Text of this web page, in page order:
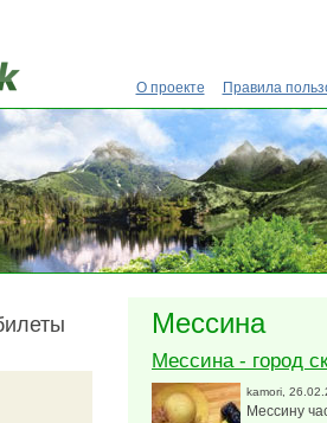
О проекте Правила
Мессина
Мессина - город
kamori ,
Мессину